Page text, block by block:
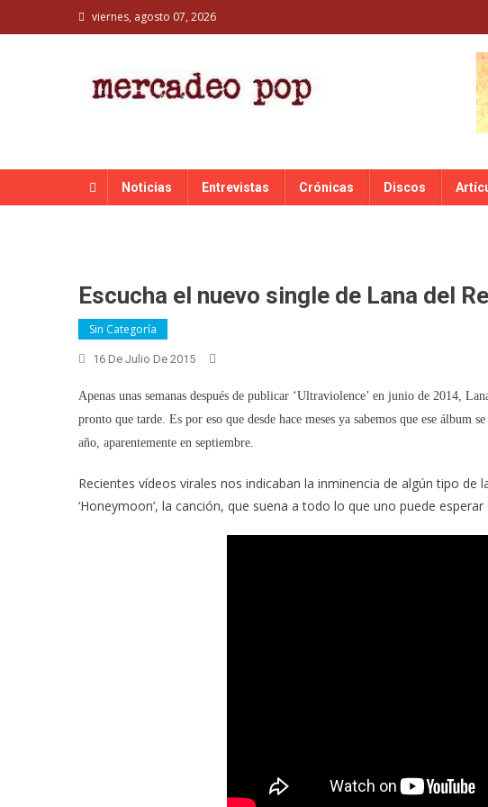
to
viernes, agosto 07, 2026
Noticias Entrevistas Crónicas Discos
Escucha el nuevo single de Lana del
Sin Categoría
16 De Julio De 2015
Apenas unas semanas después de publicar ‘Ultraviolence’ en junio de 2014,
pronto que tarde. Es por eso que desde hace meses ya sabemos que ese álbum
año, aparentemente en septiembre.
Recientes vídeos virales nos indicaban la inminencia de algún tipo
‘Honeymoon’, la canción, que suena a todo lo que uno puede esperar